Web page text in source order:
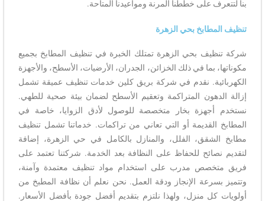
بنا لتتعرف على خططنا المرنة ومواعيدنا المتاحة.
تنظيف المطابخ بحي الزهرة
شركة تنظيف بحي الزهرة تمتلك الخبرة في تنظيف المطابخ بجميع
مكوناتها، بما في ذلك الخزائن، الجدران، الأرضيات، الأسطح، والأجهزة
الكهربائية. نقدم في شركة بريق كلين خدمات تنظيف عميقة تشمل
إزالة الدهون المتراكمة وتعقيم الأسطح لضمان بيئة صحية للطهي.
نستخدم أجهزة بخار متخصصة للوصول لأدق الزوايا، خاصة في
المطابخ القديمة أو التي تعاني من تراكمات. خدماتنا تشمل تنظيف
مطابخ الشقق، الفلل، والمنازل بالكامل في حي الزهرة، إضافة
لتقديم نصائح للحفاظ على النظافة بعد الخدمة. شركتنا تعتمد على
فريق متخصص مدرب على استخدام مواد تنظيف معتمدة وآمنة،
وتتميز بسرعة الإنجاز ودقة العمل. نحن نعلم أن نظافة المطبخ من
أولويات كل منزل، ولهذا نلتزم بتقديم أفضل جودة بأفضل الأسعار.